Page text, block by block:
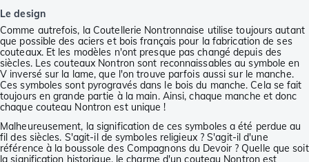
Le design
Comme autrefois, la Coutellerie Nontronnaise utilise toujours autant
que possible des aciers et bois français pour la fabrication de ses
couteaux. Et les modèles n'ont presque pas changé depuis des
siècles. Les couteaux Nontron sont reconnaissables au symbole en
V inversé sur la lame, que l'on trouve parfois aussi sur le manche.
Ces symboles sont pyrogravés dans le bois du manche. Cela se fait
toujours en grande partie à la main. Ainsi, chaque manche et donc
chaque couteau Nontron est unique !
Malheureusement, la signification de ces symboles a été perdue au
fil des siècles. S'agit-il de symboles religieux ? S'agit-il d'une
référence à la boussole des Compagnons du Devoir ? Quelle que soit